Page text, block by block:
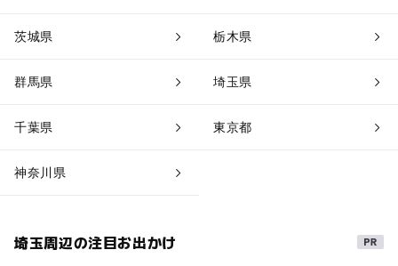
茨城県 栃木県
群馬県 埼玉県
千葉県 東京都
神奈川県
埼玉周辺の注目お出かけ